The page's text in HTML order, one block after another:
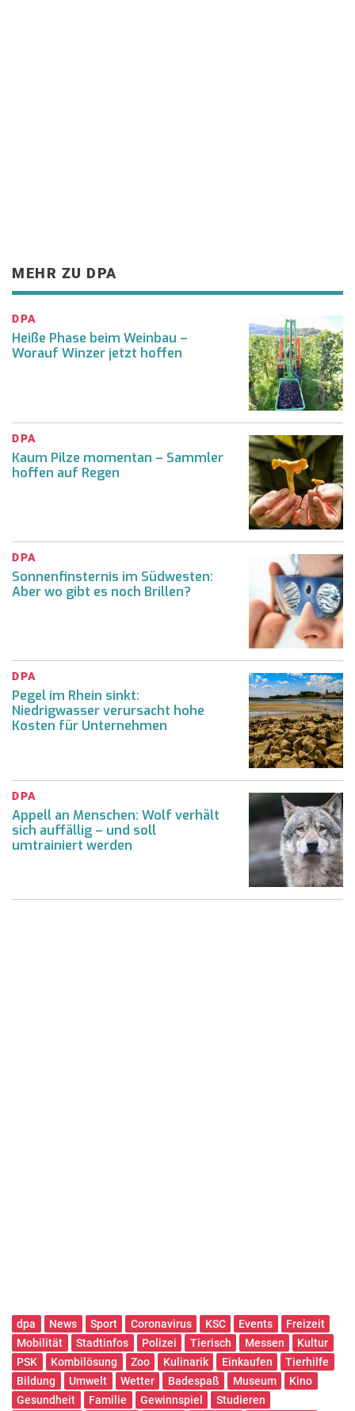
MEHR ZU DPA
DPA
Heiße Phase beim Weinbau –
Worauf Winzer jetzt hoffen
DPA
Kaum Pilze momentan – Sammler
hoffen auf Regen
DPA
Sonnenfinsternis im Südwesten:
Aber wo gibt es noch Brillen?
DPA
Pegel im Rhein sinkt:
Niedrigwasser verursacht hohe
Kosten für Unternehmen
DPA
Appell an Menschen: Wolf verhält
sich auffällig – und soll
umtrainiert werden
dpa News Sport Coronavirus KSC Events
Freizeit
Mobilität
Stadtinfos Polizei Tierisch Messen
Kultur
PSK
Kombilösung Zoo Kulinarik Einkaufen
Tierhilfe
Bildung
Umwelt Wetter Badespaß Museum
Kino
Gesundheit
Familie Gewinnspiel
Studieren